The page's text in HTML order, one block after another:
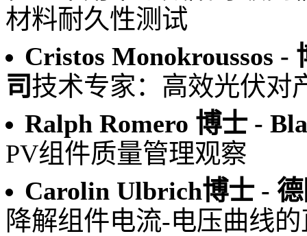
材料耐久性测试
Cristos Monokroussos
司技术专家：高效光伏对
Ralph Romero 博士 -
PV组件质量管理观察
Carolin Ulbrich博士 -
降解组件电流-电压曲线